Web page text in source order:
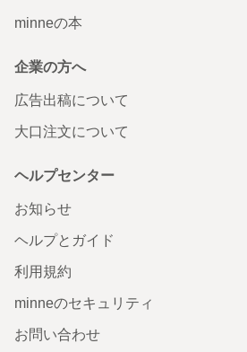
minneの本
企業の方へ
広告出稿について
大口注文について
ヘルプセンター
お知らせ
ヘルプとガイド
利用規約
minneのセキュリティ
お問い合わせ